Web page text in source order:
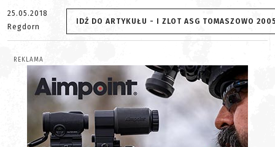
25.05.2018
Regdorn
IDŹ DO ARTYKUŁU - I ZLOT ASG TOMASZOWO
REKLAMA